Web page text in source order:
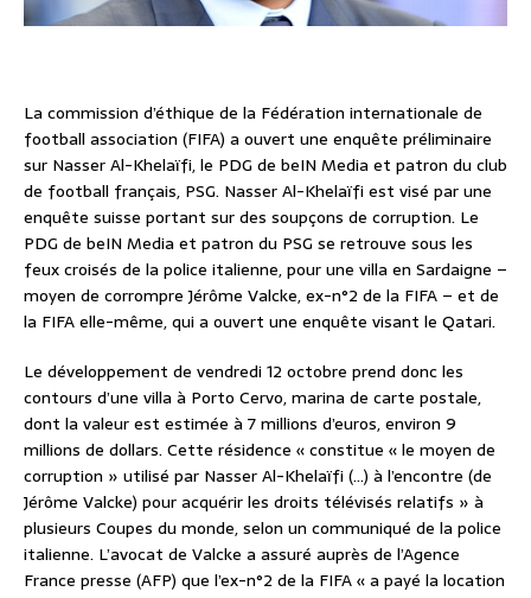
La commission d’éthique de la Fédération internationale de
football association (FIFA) a ouvert une enquête préliminaire
sur Nasser Al-Khelaïfi, le PDG de beIN Media et patron du club
de football français, PSG. Nasser Al-Khelaïfi est visé par une
enquête suisse portant sur des soupçons de corruption. Le
PDG de beIN Media et patron du PSG se retrouve sous les
feux croisés de la police italienne, pour une villa en Sardaigne –
moyen de corrompre Jérôme Valcke, ex-n°2 de la FIFA – et de
la FIFA elle-même, qui a ouvert une enquête visant le Qatari.
Le développement de vendredi 12 octobre prend donc les
contours d’une villa à Porto Cervo, marina de carte postale,
dont la valeur est estimée à 7 millions d’euros, environ 9
millions de dollars. Cette résidence « constitue « le moyen de
corruption » utilisé par Nasser Al-Khelaïfi (…) à l’encontre (de
Jérôme Valcke) pour acquérir les droits télévisés relatifs » à
plusieurs Coupes du monde, selon un communiqué de la police
italienne. L’avocat de Valcke a assuré auprès de l’Agence
France presse (AFP) que l’ex-n°2 de la FIFA « a payé la location